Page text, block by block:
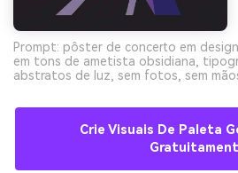
Prompt: pôster de concerto em
em tons de ametista obsidiana,
abstratos de luz, sem fotos, sem
Crie Visuais De Paleta